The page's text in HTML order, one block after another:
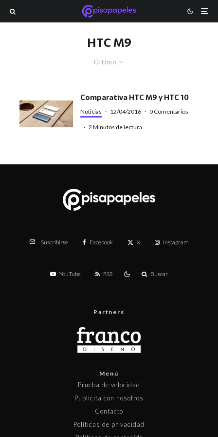
HTC M9
Último
Comparativa HTC M9 y HTC 10
Noticias · 12/04/2016 · 0 Comentarios
· 2 Minutos de lectura
Suscribirse Facebook X Instagram
YouTube RSS Buscar
Partners
Menú
Prueba de velocidad
Publicita con nosotros
Contacto
Políticas de privacidad